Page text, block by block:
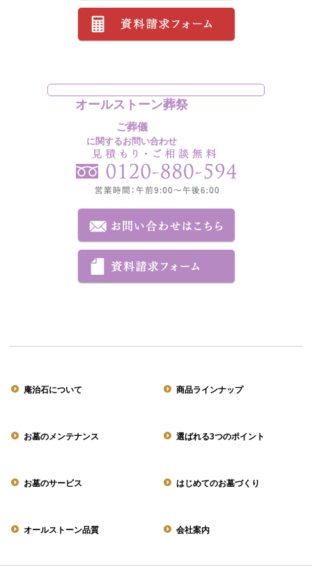
オールストーン葬祭
ご葬儀
に関するお問い合わせ
庵治石について 商品ラインナップ
お墓のメンテナンス 選ばれる3つのポイント
お墓のサービス はじめてのお墓づくり
オールストーン品質 会社案内